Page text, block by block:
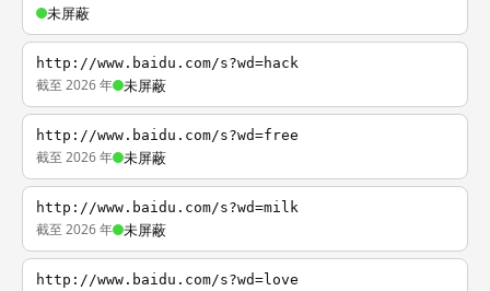
未屏蔽
http://www.baidu.com/s?wd=hack
截至 2026 年 未屏蔽
http://www.baidu.com/s?wd=free
截至 2026 年 未屏蔽
http://www.baidu.com/s?wd=milk
截至 2026 年 未屏蔽
http://www.baidu.com/s?wd=love